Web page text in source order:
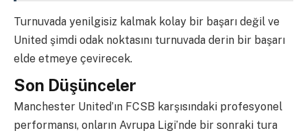
Turnuvada yenilgisiz kalmak kolay bir başarı değil ve
United şimdi odak noktasını turnuvada derin bir başarı
elde etmeye çevirecek.
Son Düşünceler
Manchester United’ın FCSB karşısındaki profesyonel
performansı, onların Avrupa Ligi’nde bir sonraki tura